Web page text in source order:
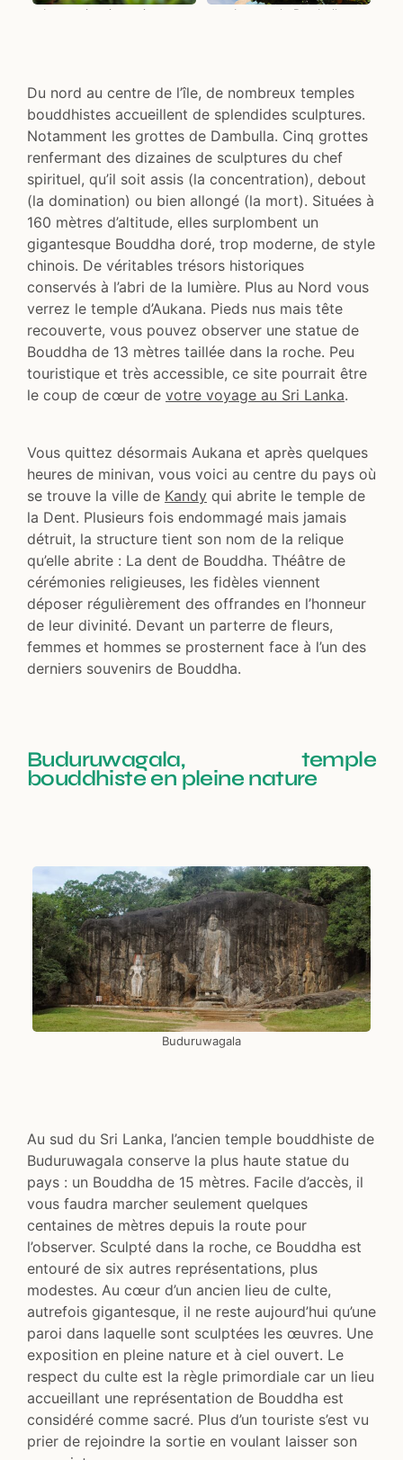
Les petits singes joueurs Le temple Dambulla
Du nord au centre de l’île, de nombreux temples
bouddhistes accueillent de splendides sculptures.
Notamment les grottes de Dambulla. Cinq grottes
renfermant des dizaines de sculptures du chef
spirituel, qu’il soit assis (la concentration), debout
(la domination) ou bien allongé (la mort). Situées à
160 mètres d’altitude, elles surplombent un
gigantesque Bouddha doré, trop moderne, de style
chinois. De véritables trésors historiques
conservés à l’abri de la lumière. Plus au Nord vous
verrez le temple d’Aukana. Pieds nus mais tête
recouverte, vous pouvez observer une statue de
Bouddha de 13 mètres taillée dans la roche. Peu
touristique et très accessible, ce site pourrait être
le coup de cœur de votre voyage au Sri Lanka.
Vous quittez désormais Aukana et après quelques
heures de minivan, vous voici au centre du pays où
se trouve la ville de Kandy qui abrite le temple de
la Dent. Plusieurs fois endommagé mais jamais
détruit, la structure tient son nom de la relique
qu’elle abrite : La dent de Bouddha. Théâtre de
cérémonies religieuses, les fidèles viennent
déposer régulièrement des offrandes en l’honneur
de leur divinité. Devant un parterre de fleurs,
femmes et hommes se prosternent face à l’un des
derniers souvenirs de Bouddha.
Buduruwagala, temple
bouddhiste en pleine nature
Buduruwagala
Au sud du Sri Lanka, l’ancien temple bouddhiste de
Buduruwagala conserve la plus haute statue du
pays : un Bouddha de 15 mètres. Facile d’accès, il
vous faudra marcher seulement quelques
centaines de mètres depuis la route pour
l’observer. Sculpté dans la roche, ce Bouddha est
entouré de six autres représentations, plus
modestes. Au cœur d’un ancien lieu de culte,
autrefois gigantesque, il ne reste aujourd’hui qu’une
paroi dans laquelle sont sculptées les œuvres. Une
exposition en pleine nature et à ciel ouvert. Le
respect du culte est la règle primordiale car un lieu
accueillant une représentation de Bouddha est
considéré comme sacré. Plus d’un touriste s’est vu
prier de rejoindre la sortie en voulant laisser son